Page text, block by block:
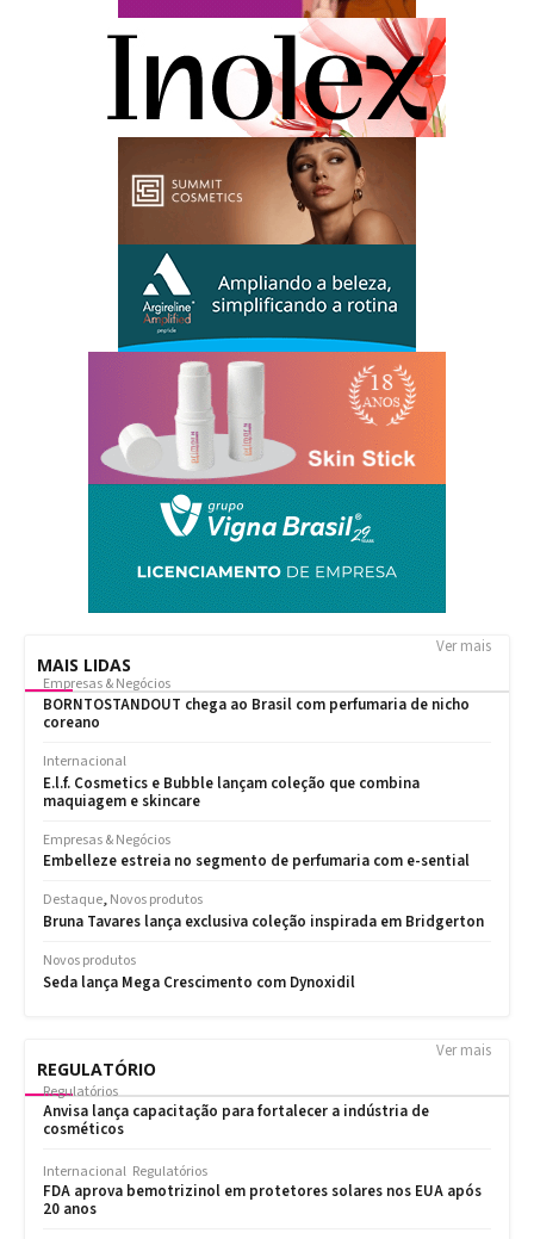
MAIS LIDAS
Ver mais
REGULATÓRIO
Ver mais
Regulatórios
Anvisa lança capacitação para fortalecer a indústria de
cosméticos
Internacional Regulatórios
FDA aprova bemotrizinol em protetores solares nos EUA após
20 anos